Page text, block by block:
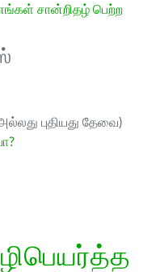
சான்றிதழ் பெற்ற
புதியது தேவை)